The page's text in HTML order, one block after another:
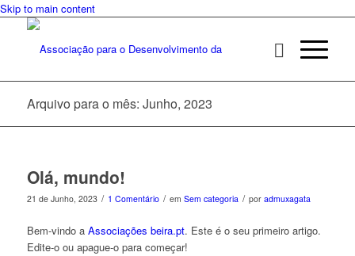
Skip to main content
Arquivo para o mês: Junho, 2023
Olá, mundo!
21 de Junho, 2023 / 1 Comentário / em Sem categoria / por admuxagata
Bem-vindo a Associações beira.pt. Este é o seu primeiro artigo.
Edite-o ou apague-o para começar!